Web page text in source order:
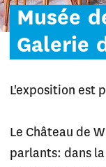
Musée
Galerie
L'exposition est
Le Château de
parlants: dans